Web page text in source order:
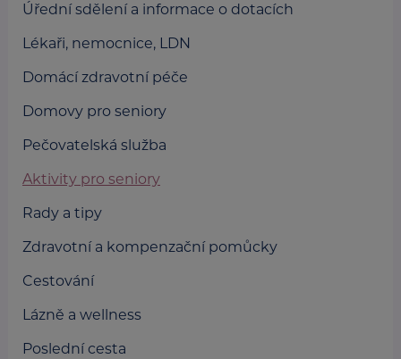
Úřední sdělení a informace o dotacích
Lékaři, nemocnice, LDN
Domácí zdravotní péče
Domovy pro seniory
Pečovatelská služba
Aktivity pro seniory
Rady a tipy
Zdravotní a kompenzační pomůcky
Cestování
Lázně a wellness
Poslední cesta